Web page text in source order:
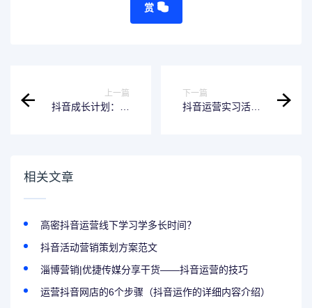
赏
上一篇
抖音成长计划：未
下一篇
抖音运营实习活动
相关文章
高密抖音运营线下学习学多长时间？
抖音活动营销策划方案范文
淄博营销|优捷传媒分享干货——抖音运营的技巧
运营抖音网店的6个步骤（抖音运作的详细内容介绍）